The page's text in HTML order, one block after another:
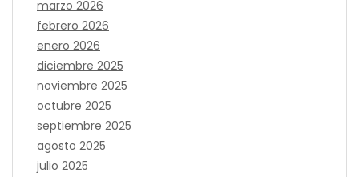
marzo 2026
febrero 2026
enero 2026
diciembre 2025
noviembre 2025
octubre 2025
septiembre 2025
agosto 2025
julio 2025